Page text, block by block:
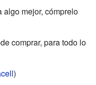
algo mejor, cómprelo
comprar, para todo lo
)